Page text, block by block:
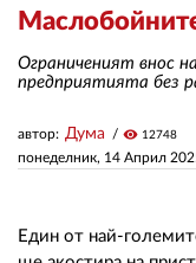
Ограниченият внос
предприятията без
понеделник, 14 Април
автор: Дума visibility 12748
Един от най-